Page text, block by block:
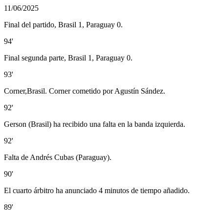
11/06/2025
Final del partido, Brasil 1, Paraguay 0.
94'
Final segunda parte, Brasil 1, Paraguay 0.
93'
Corner,Brasil. Corner cometido por Agustín Sández.
92'
Gerson (Brasil) ha recibido una falta en la banda izquierda.
92'
Falta de Andrés Cubas (Paraguay).
90'
El cuarto árbitro ha anunciado 4 minutos de tiempo añadido.
89'